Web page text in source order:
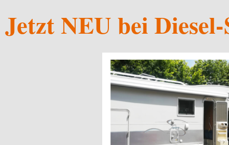
Jetzt NEU bei